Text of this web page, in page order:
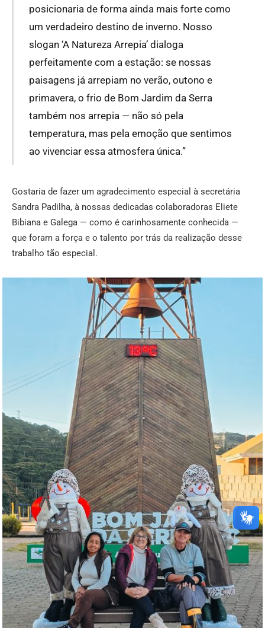
posicionaria de forma ainda mais forte como
um verdadeiro destino de inverno. Nosso
slogan ‘A Natureza Arrepia’ dialoga
perfeitamente com a estação: se nossas
paisagens já arrepiam no verão, outono e
primavera, o frio de Bom Jardim da Serra
também nos arrepia — não só pela
temperatura, mas pela emoção que sentimos
ao vivenciar essa atmosfera única.”
Gostaria de fazer um agradecimento especial à secretária
Sandra Padilha, à nossas dedicadas colaboradoras Eliete
Bibiana e Galega — como é carinhosamente conhecida —
que foram a força e o talento por trás da realização desse
trabalho tão especial.